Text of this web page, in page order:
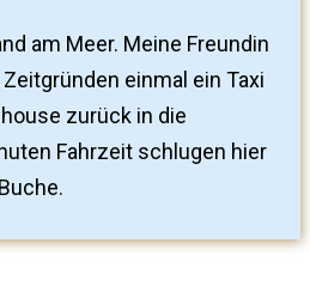
am Meer. Meine Freundin
einmal ein Taxi
zurück in die
Fahrzeit schlugen hier